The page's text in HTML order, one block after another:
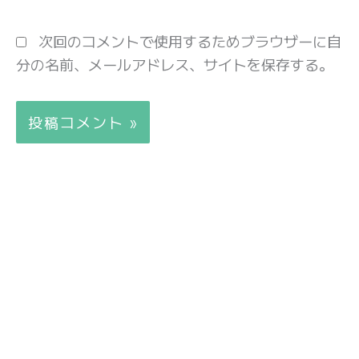
次回のコメントで使用するためブラウザーに自
分の名前、メールアドレス、サイトを保存する。